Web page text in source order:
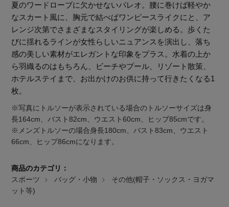
【エディターズ・エッセンシャル】
ベーシックとトレンドが交差する16の名品
夏のワードローブに欠かせないパレオ。腰に巻けば軽やか
なスカート風に、胸元で結べばワンピースライクにと、ア
レンジ次第でさまざまなスタイリングが楽しめる。歩くた
びに揺れるラインが女性らしいニュアンスを演出し、落ち
感の美しい素材がエレガントな印象をプラス。水着の上か
ら羽織るのはもちろん、ビーチやプール、リゾート散策、
ホテルステイまで、お出かけのお供に持って行きたくなる1
枚。
※写真にトルソーが表示されている場合のトルソーサイズは身
長164cm、バスト82cm、ウエスト60cm、ヒップ85cmです。
※メンズトルソーの場合身長180cm、バスト83cm、ウエスト
66cm、ヒップ86cmになります。
商品のカテゴリ：
スポーツ
バッグ・小物
その他(帽子・ソックス・ヨガマ
ット等)